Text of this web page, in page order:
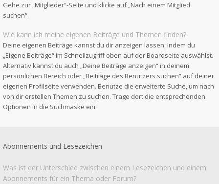
Gehe zur „Mitglieder“-Seite und klicke auf „Nach einem Mitglied
suchen“.
Wie kann ich meine eigenen Beiträge und Themen finden?
Deine eigenen Beiträge kannst du dir anzeigen lassen, indem du
„Eigene Beiträge“ im Schnellzugriff oben auf der Boardseite auswählst.
Alternativ kannst du auch „Deine Beiträge anzeigen“ in deinem
persönlichen Bereich oder „Beiträge des Benutzers suchen“ auf deiner
eigenen Profilseite verwenden. Benutze die erweiterte Suche, um nach
von dir erstellen Themen zu suchen. Trage dort die entsprechenden
Optionen in die Suchmaske ein.
Abonnements und Lesezeichen
Was ist der Unterschied zwischen einem Lesezeichen und einem
Abonnements für ein Thema oder Forum?